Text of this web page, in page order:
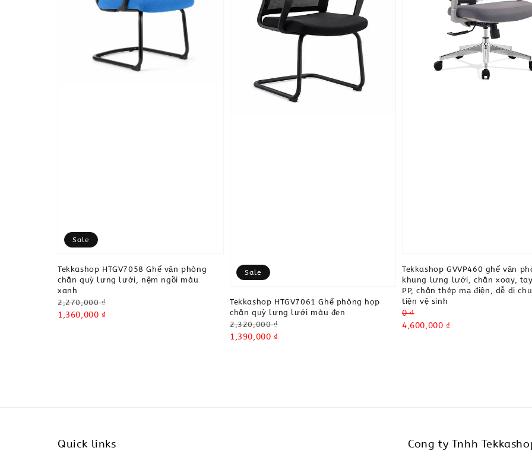
Sale
Tekkashop HTGV7058 Ghế văn phòng
chân quỳ lưng lưới, nệm ngồi màu
xanh
Regular
price
2,270,000 ₫
Sale
1,360,000 ₫
Sale
Tekkashop HTGV7061 Ghế phòng họp
chân quỳ lưng lưới màu đen
Regular
price
2,320,000 ₫
Sale
1,390,000 ₫
Tekkashop GVVP460 ghế văn
khung lưng lưới, chân xoay,
PP, chân thép mạ điện, dễ di
tiện vệ sinh
Regular
price
0 ₫
Sale
4,600,000 ₫
Quick links Cong ty Tnhh